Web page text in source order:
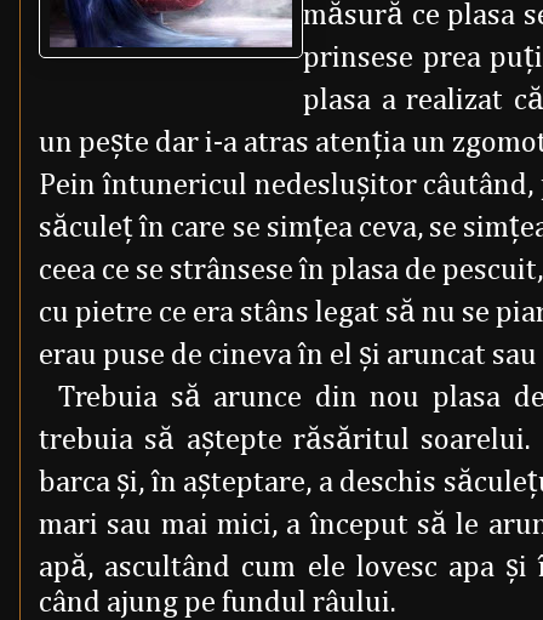
măsură ce plasa
prinsese prea
plasa a realizat
un peşte dar i-a atras atenţia un
Pein întunericul nedesluşitor
săculeţ în care se simţea ceva, se
ceea ce se strânsese în plasa de
cu pietre ce era stâns legat să nu se
erau puse de cineva în el şi aruncat
Trebuia să arunce din nou plasa
trebuia să aştepte răsăritul
barca şi, în aşteptare, a deschis
mari sau mai mici, a început să le
apă, ascultând cum ele lovesc apa
când ajung pe fundul râului.